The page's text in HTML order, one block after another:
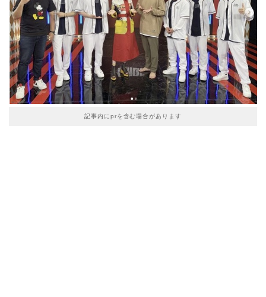
記事内にprを含む場合があります